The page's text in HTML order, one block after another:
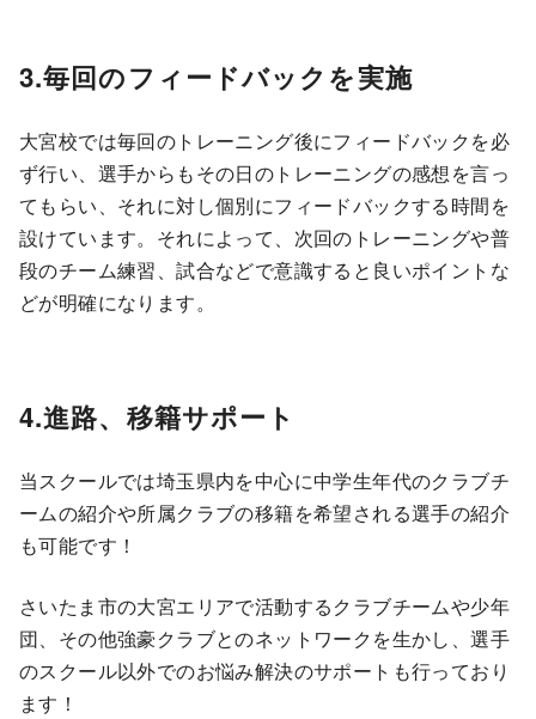
3.毎回のフィードバックを実施
大宮校では毎回のトレーニング後にフィードバックを必
ず行い、選手からもその日のトレーニングの感想を言っ
てもらい、それに対し個別にフィードバックする時間を
設けています。それによって、次回のトレーニングや普
段のチーム練習、試合などで意識すると良いポイントな
どが明確になります。
4.進路、移籍サポート
当スクールでは埼玉県内を中心に中学生年代のクラブチ
ームの紹介や所属クラブの移籍を希望される選手の紹介
も可能です！
さいたま市の大宮エリアで活動するクラブチームや少年
団、その他強豪クラブとのネットワークを生かし、選手
のスクール以外でのお悩み解決のサポートも行っており
ます！